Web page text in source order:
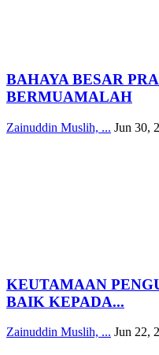
BAHAYA BESAR
BERMUAMALAH
Zainuddin Muslih, ... Jun 30,
KEUTAMAAN
BAIK KEPADA...
Zainuddin Muslih, ... Jun 22,